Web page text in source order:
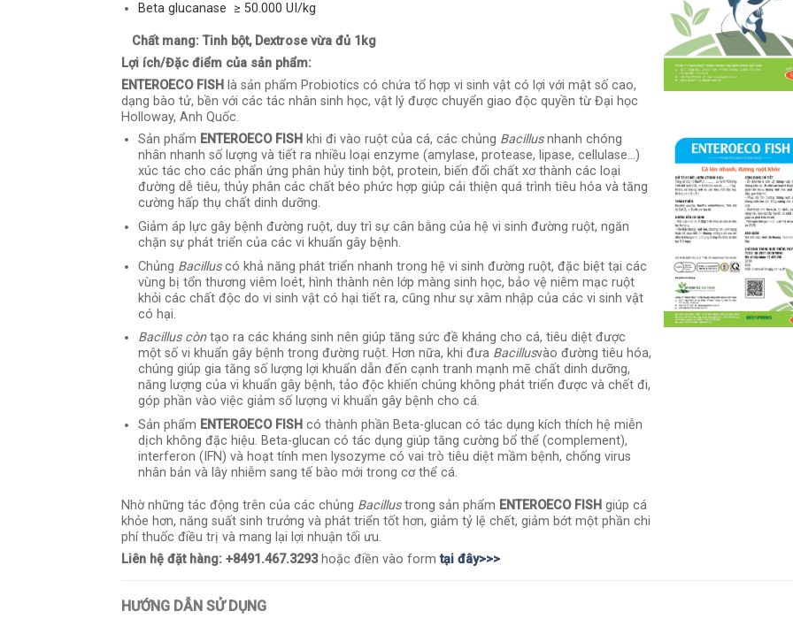
Beta glucanase ≥ 50.000 UI/kg
Chất mang: Tinh bột, Dextrose vừa đủ 1kg
Lợi ích/Đặc điểm của sản phẩm:
ENTEROECO FISH là sản phẩm Probiotics có chứa tổ hợp vi sinh vật có lợi với mật số cao,
dạng bào tử, bền với các tác nhân sinh học, vật lý được chuyển giao độc quyền từ Đại học
Holloway, Anh Quốc.
Sản phẩm ENTEROECO FISH khi đi vào ruột của cá, các chủng Bacillusnhanh chóng
nhân nhanh số lượng và tiết ra nhiều loại enzyme (amylase, protease, lipase, cellulase…)
xúc tác cho các phẩn ứng phân hủy tinh bột, protein, biến đổi chất xơ thành các loại
đường dễ tiêu, thủy phân các chất béo phức hợp giúp cải thiện quá trình tiêu hóa và tăng
cường hấp thụ chất dinh dưỡng.
Giảm áp lực gây bệnh đường ruột, duy trì sự cân bằng của hệ vi sinh đường ruột, ngăn
chặn sự phát triển của các vi khuẩn gây bệnh.
Chủng Bacilluscó khả năng phát triển nhanh trong hệ vi sinh đường ruột, đặc biệt tại các
vùng bị tổn thương viêm loét, hình thành nên lớp màng sinh học, bảo vệ niêm mạc ruột
khỏi các chất độc do vi sinh vật có hại tiết ra, cũng như sự xâm nhập của các vi sinh vật
có hại.
Bacillus còntạo ra các kháng sinh nên giúp tăng sức đề kháng cho cá, tiêu diệt được
một số vi khuẩn gây bệnh trong đường ruột. Hơn nữa, khi đưa Bacillusvào đường tiêu hóa,
chúng giúp gia tăng số lượng lợi khuẩn dẫn đến cạnh tranh mạnh mẽ chất dinh dưỡng,
năng lượng của vi khuẩn gây bệnh, tảo độc khiến chúng không phát triển được và chết đi,
góp phần vào việc giảm số lượng vi khuẩn gây bệnh cho cá.
Sản phẩm ENTEROECO FISH có thành phần Beta-glucan có tác dụng kích thích hệ miễn
dịch không đặc hiệu. Beta-glucan có tác dụng giúp tăng cường bổ thể (complement),
interferon (IFN) và hoạt tính men lysozyme có vai trò tiêu diệt mầm bệnh, chống virus
nhân bản và lây nhiễm sang tế bào mới trong cơ thể cá.
Nhờ những tác động trên của các chủng Bacillustrong sản phẩm ENTEROECO FISH giúp cá
khỏe hơn, năng suất sinh trưởng và phát triển tốt hơn, giảm tỷ lệ chết, giảm bớt một phần chi
phí thuốc điều trị và mang lại lợi nhuận tối ưu.
Liên hệ đặt hàng: +8491.467.3293hoặc điền vào formtại đây>>>
HƯỚNG DẪN SỬ DỤNG